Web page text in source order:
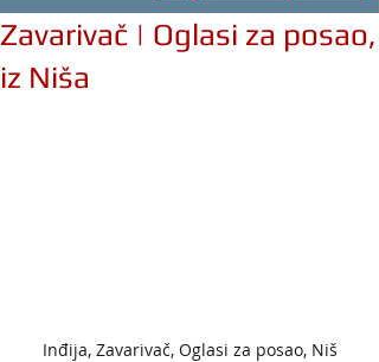
Zavarivač | Oglasi za posao,
iz Niša
Inđija, Zavarivač, Oglasi za posao, Niš